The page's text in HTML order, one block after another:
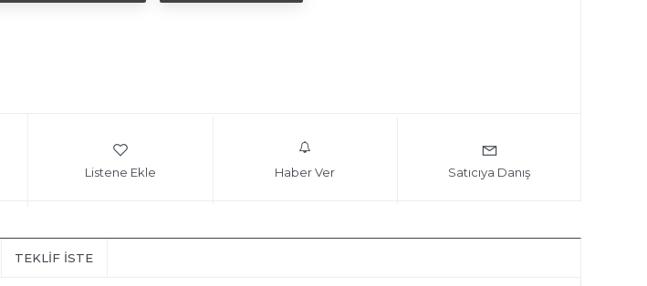
Listene Ekle Haber Ver Satıcıya Danış
TEKLIF İSTE